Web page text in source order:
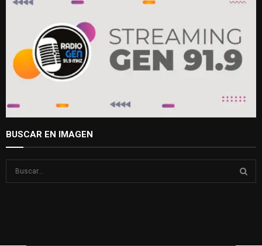
BUSCAR EN IMAGEN